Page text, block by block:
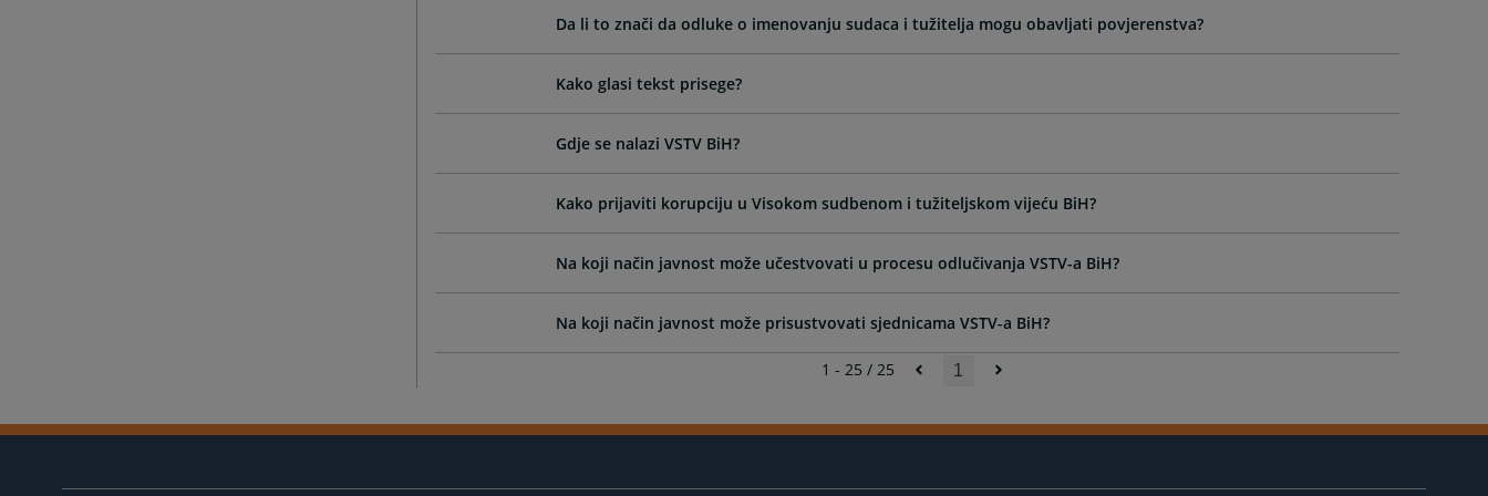
Da li to znači da odluke o imenovanju sudaca i tužitelja mogu obavljati povjerenstva?
Kako glasi tekst prisege?
Gdje se nalazi VSTV BiH?
Kako prijaviti korupciju u Visokom sudbenom i tužiteljskom vijeću BiH?
Na koji način javnost može učestvovati u procesu odlučivanja VSTV-a BiH?
Na koji način javnost može prisustvovati sjednicama VSTV-a BiH?
1 - 25 / 25 1